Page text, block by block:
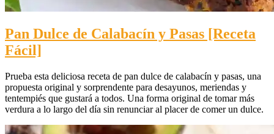
Pan Dulce de Calabacín y Pasas [Receta
Fácil]
Prueba esta deliciosa receta de pan dulce de calabacín y pasas, una
propuesta original y sorprendente para desayunos, meriendas y
tentempiés que gustará a todos. Una forma original de tomar más
verdura a lo largo del día sin renunciar al placer de comer un dulce.